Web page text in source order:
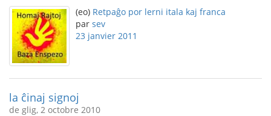
(eo) Retpaĝo por lerni itala kaj franca
par sev
23 janvier 2011
la ĉinaj signoj
de glig, 2 octobre 2010